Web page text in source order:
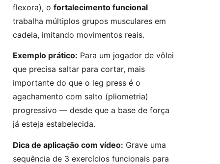
flexora), o fortalecimento funcional
trabalha múltiplos grupos musculares em
cadeia, imitando movimentos reais.
Exemplo prático: Para um jogador de vôlei
que precisa saltar para cortar, mais
importante do que o leg press é o
agachamento com salto (pliometria)
progressivo — desde que a base de força
já esteja estabelecida.
Dica de aplicação com vídeo: Grave uma
sequência de 3 exercícios funcionais para